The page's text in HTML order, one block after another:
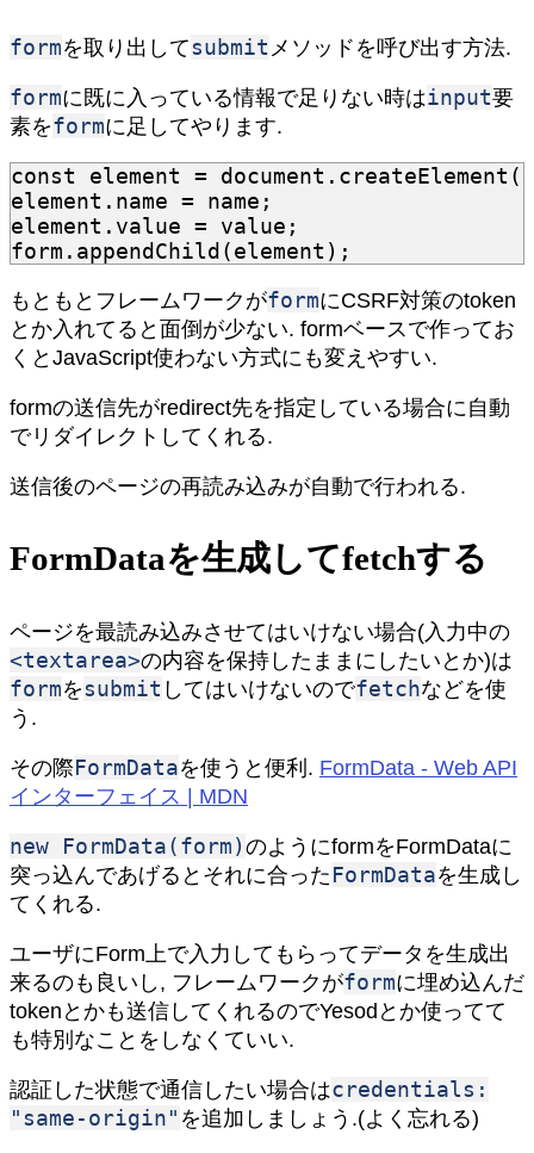
formを取り出してsubmit メソッドを呼び出す方法.
formに既に入っている情報で足りない時はinput要
素をformに足してやります.
const element = document . createElement (
element . name = name ;
element . value = value ;
form . appendChild (element );
もともとフレームワークがformにCSRF対策のtoken
とか入れてると面倒が少ない. formベースで作ってお
くとJavaScript使わない方式にも変えやすい.
formの送信先がredirect先を指定している場合に自動
でリダイレクトしてくれる.
送信後のページの再読み込みが自動で行われる.
FormDataを生成してfetchする
ページを最読み込みさせてはいけない場合(入力中の
<textarea>の内容を保持したままにしたいとか)は
formをsubmit してはいけないのでfetchなどを使
う.
その際FormDataを使うと便利. FormData - Web API
インターフェイス | MDN
new FormData(form) のようにformをFormDataに
突っ込んであげるとそれに合った FormDataを生成し
てくれる.
ユーザにForm上で入力してもらってデータを生成出
来るのも良いし, フレームワークがformに埋め込んだ
tokenとかも送信してくれるのでYesodとか使ってて
も特別なことをしなくていい.
認証した状態で通信したい場合はcredentials:
"same-origin" を追加しましょう.(よく忘れる)